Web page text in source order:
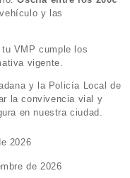
y las
VMP cumple los
vigente.
y la Policía Local de
la convivencia vial y
en nuestra ciudad.
2026
de 2026